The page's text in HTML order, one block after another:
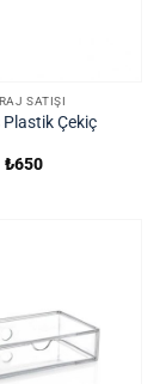
SATIŞI
Çekiç
₺650